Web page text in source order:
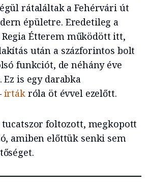
rátaláltak a Fehérvári út
épületre. Eredetileg a
Étterem működött itt,
után a százforintos bolt
funkciót, de néhány éve
is egy darabka
írtákróla öt évvel ezelőtt.
tucatszor foltozott, megkopott
amiben előttük senki sem